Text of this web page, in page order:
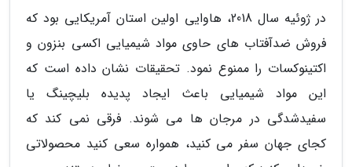
در ژوئیه سال 2018، هاوایی اولین استان آمریکایی بود که
فروش ضدآفتاب های حاوی مواد شیمیایی اکسی بنزون و
اکتینوکسات را ممنوع نمود. تحقیقات نشان داده است که
این مواد شیمیایی باعث ایجاد پدیده بلیچینگ یا
سفیدشدگی در مرجان ها می شوند. فرقی نمی کند که
کجای جهان سفر می کنید، همواره سعی کنید محصولاتی